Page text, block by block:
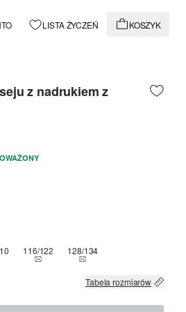
LISTA ŻYCZEŃ KOSZYK
z nadrukiem z
NIEDOSTĘPNY
JEST OBECNIE NIEDOSTĘPNY
ROZMIAR JEST OBECNIE NIEDOSTĘPNY
116/122TEN ROZMIAR JEST OBECNIE
128/134TEN ROZMIAR JEST
Tabela rozmiarów